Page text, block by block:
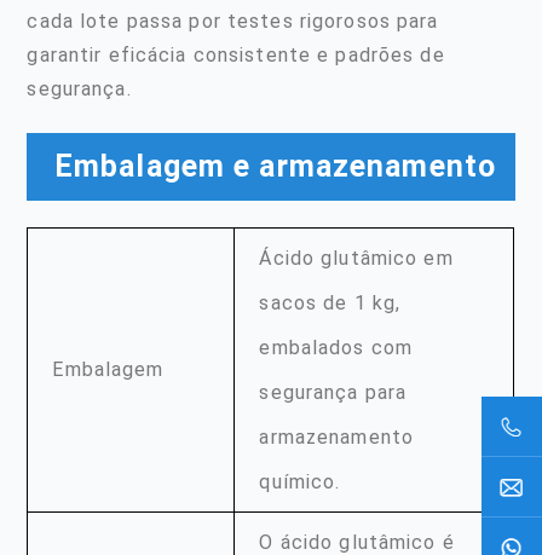
cada lote passa por testes rigorosos para
garantir eficácia consistente e padrões de
segurança.
Embalagem e armazenamento
Embalagem
Ácido glutâmico em
sacos de 1 kg,
embalados com
segurança para
armazenamento
químico.
O ácido glutâmico é